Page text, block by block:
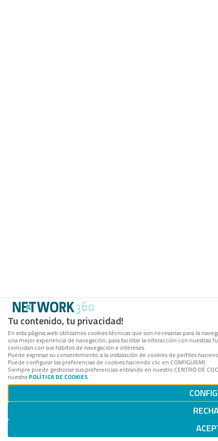
Tu contenido, tu privacidad!
En esta página web utilizamos cookies técnicas que son necesarias para la
una mejor experiencia de navegación, para facilitar la interacción con
coincidan con sus hábitos de navegación e intereses.
Puede expresar su consentimiento a la instalación de cookies de perfiles
Puede configurar las preferencias de cookies haciendo clic en CONFIGURAR.
Siempre puede gestionar sus preferencias entrando en nuestro CENTRO DE
nuestra POLÍTICA DE COOKIES.